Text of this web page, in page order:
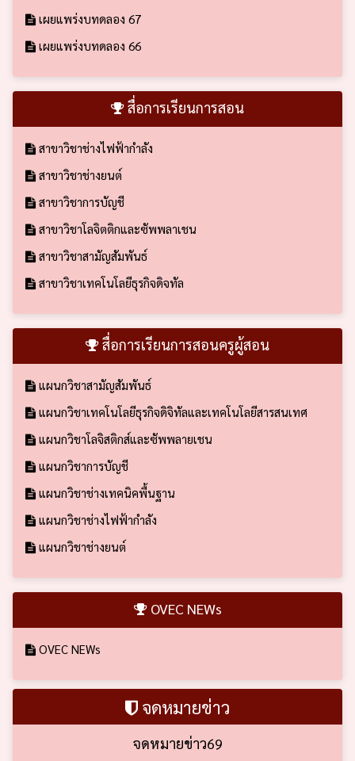
เผยแพร่งบทดลอง 67
เผยแพร่งบทดลอง 66
สื่อการเรียนการสอน
สาขาวิชาช่างไฟฟ้ากำลัง
สาขาวิชาช่างยนต์
สาขาวิชาการบัญชี
สาขาวิชาโลจิตติกและซัพพลาเชน
สาขาวิชาสามัญสัมพันธ์
สาขาวิชาเทคโนโลยีธุรกิจดิจทัล
สื่อการเรียนการสอนครูผู้สอน
แผนกวิชาสามัญสัมพันธ์
แผนกวิชาเทคโนโลยีธุรกิจดิจิทัลและเทคโนโลยีสารสนเทศ
แผนกวิชาโลจิสติกส์และซัพพลายเชน
แผนกวิชาการบัญชี
แผนกวิชาช่างเทคนิคพื้นฐาน
แผนกวิชาช่างไฟฟ้ากำลัง
แผนกวิชาช่างยนต์
OVEC NEWs
OVEC NEWs
จดหมายข่าว
จดหมายข่าว69